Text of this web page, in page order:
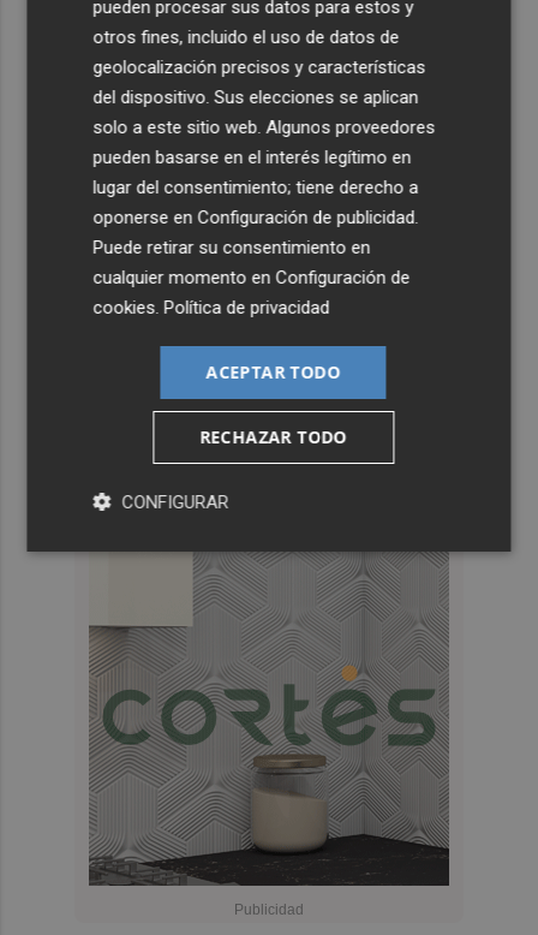
pueden procesar sus datos para estos y
otros fines, incluido el uso de datos de
geolocalización precisos y características
del dispositivo. Sus elecciones se aplican
solo a este sitio web. Algunos proveedores
pueden basarse en el interés legítimo en
lugar del consentimiento; tiene derecho a
oponerse enConfiguración de publicidad
Puede retirar su consentimiento en
cualquier momento enConfiguración de
cookies .Política de privacidad
ACEPTAR TODO
RECHAZAR TODO
CONFIGURAR